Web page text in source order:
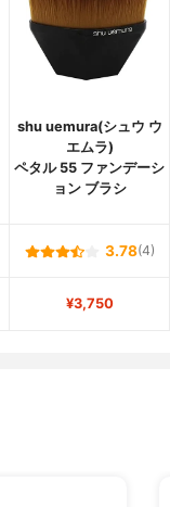
shu uemura(シュウ ウ
エムラ)
ペタル 55 ファンデーシ
ョン ブラシ
3.78(4)
¥3,750